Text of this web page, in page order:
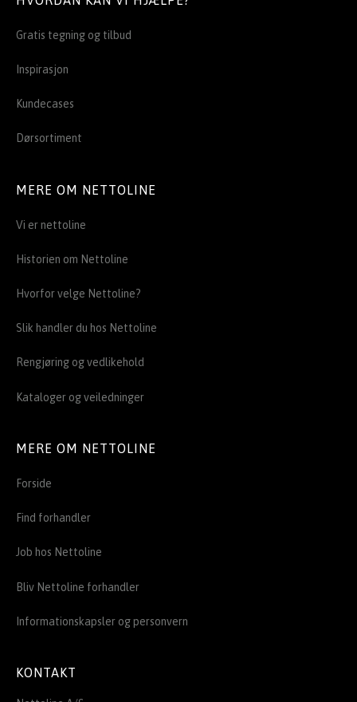
Gratis tegning og tilbud
Inspirasjon
Kundecases
Dørsortiment
MERE OM NETTOLINE
Vi er nettoline
Historien om Nettoline
Hvorfor velge Nettoline?
Slik handler du hos Nettoline
Rengjøring og vedlikehold
Kataloger og veiledninger
MERE OM NETTOLINE
Forside
Find forhandler
Job hos Nettoline
Bliv Nettoline forhandler
Informationskapsler og personvern
KONTAKT